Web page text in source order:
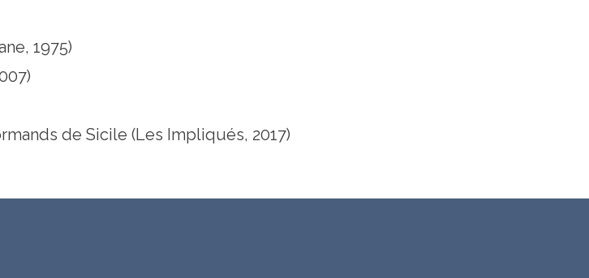
1975)
de Sicile (Les Impliqués, 2017)